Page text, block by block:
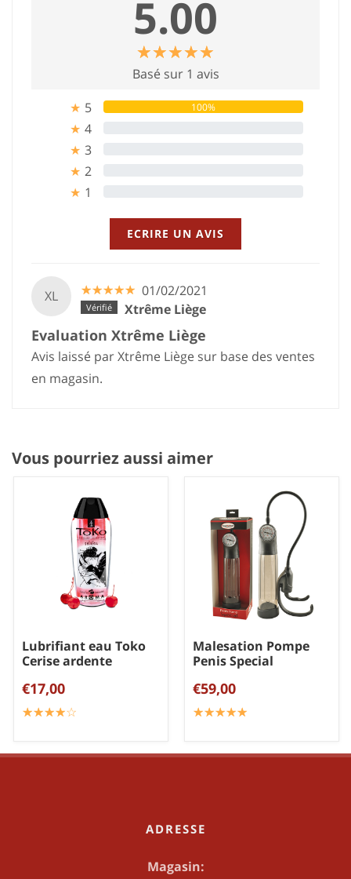
5.00
☆☆☆☆☆
★★★★★
Basé sur 1 avis
★ 5 100%
★ 4
★ 3
★ 2
★ 1
ECRIRE UN AVIS
XL ☆☆☆☆☆
★★★★★ 01/02/2021
Xtrême Liège
Evaluation Xtrême Liège
Avis laissé par Xtrême Liège sur base des ventes
en magasin.
Vous pourriez aussi aimer
Lubrifiant eau Toko
Cerise ardente
€17,00
☆☆☆☆☆
★★★★★
Malesation Pompe
Penis Special
€59,00
☆☆☆☆☆
★★★★★
ADRESSE
Magasin: